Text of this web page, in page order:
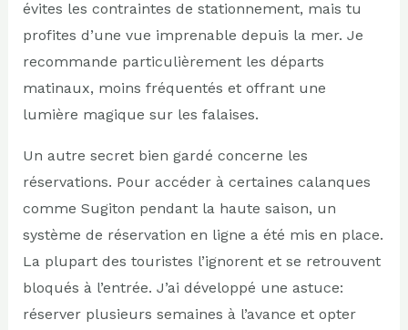
évites les contraintes de stationnement, mais tu
profites d’une vue imprenable depuis la mer. Je
recommande particulièrement les départs
matinaux, moins fréquentés et offrant une
lumière magique sur les falaises.
Un autre secret bien gardé concerne les
réservations. Pour accéder à certaines calanques
comme Sugiton pendant la haute saison, un
système de réservation en ligne a été mis en place.
La plupart des touristes l’ignorent et se retrouvent
bloqués à l’entrée. J’ai développé une astuce:
réserver plusieurs semaines à l’avance et opter